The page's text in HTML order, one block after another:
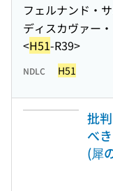
フェルナンド・
ディスカヴァー
<H51-R39>
NDLC H51
批
べ
(犀